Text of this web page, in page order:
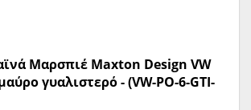
Μαρσπιέ Maxton Design VW
γυαλιστερό - (VW-PO-6-GTI-